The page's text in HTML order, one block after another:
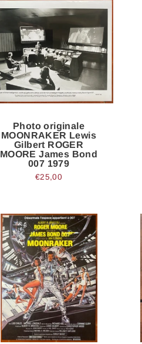
Photo originale
MOONRAKER Lewis
Gilbert ROGER
MOORE James Bond
007 1979
€25,00